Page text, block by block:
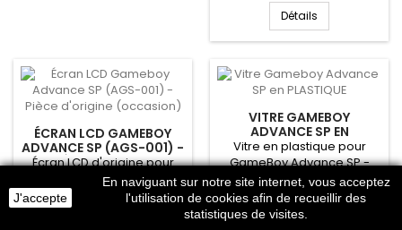
Détails
ÉCRAN LCD GAMEBOY
ADVANCE SP (AGS-001) -
PIÈCE D'ORIGINE
(OCCASION)
Écran LCD d'origine pour
GameBoy Advance SP
!Pièce d'origine Nintendo...
24,99 €
VITRE GAMEBOY
ADVANCE SP EN
PLASTIQUE
Vitre en plastique pour
GameBoy Advance SP -
Autocollante - Uniquement
pour...
3,99 €
Ajouter au panier
J'accepte
En naviguant sur notre site internet, vous acceptez
l'utilisation de cookies afin de recueillir des
statistiques de visites.